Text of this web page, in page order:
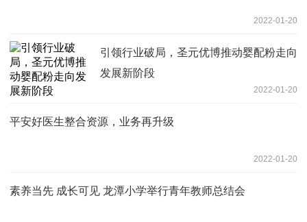
2022-01-20
引领行业破局，圣元优博推动婴配粉走向
发展新阶段
2022-01-20
平安好医生整合资源，业务再升级
2022-01-20
素养当先 成长可见 龙潭小学举行青年教师总结会